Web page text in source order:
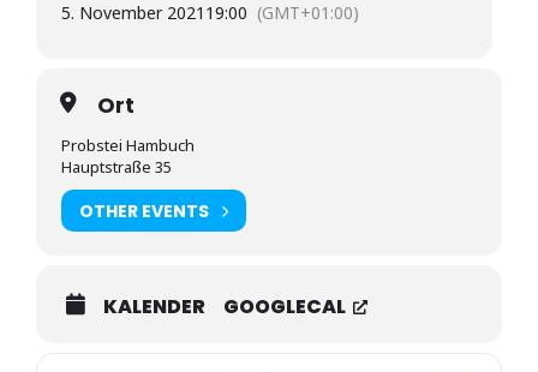
5. November 2021 19:00 (GMT+01:00)
Ort
Probstei Hambuch
Hauptstraße 35
OTHER EVENTS
KALENDER GOOGLECAL